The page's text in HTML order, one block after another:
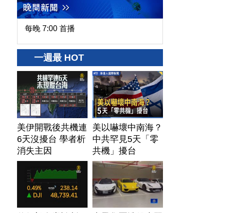
每晚 7:00 首播
一週最 HOT
美伊開戰後共機連
6天沒擾台 學者析
消失主因
美以嚇壞中南海？
中共罕見5天「零
共機」擾台